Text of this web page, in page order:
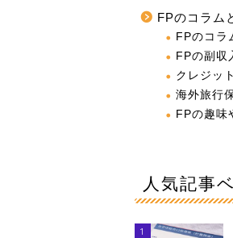
FPのコラム
FPのコラ
FPの副収
クレジッ
海外旅行
FPの趣味
人気記事
1